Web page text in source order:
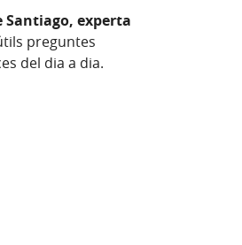
Santiago, experta
preguntes
del dia a dia.